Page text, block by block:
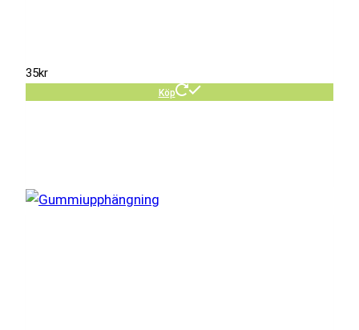
35kr
Köp